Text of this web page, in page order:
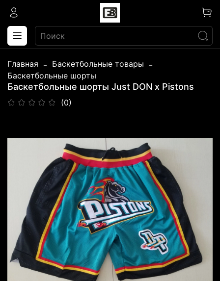
Главная
Баскетбольные товары
Баскетбольные шорты
Баскетбольные шорты Just DON x Pistons
(0)